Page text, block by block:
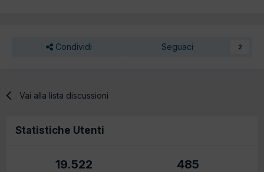
Condividi Seguaci 2
Vai alla lista discussioni
Statistiche Utenti
19.522 485